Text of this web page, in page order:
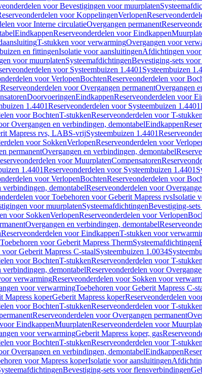
voor Bevestigingen voor muurplaten
voor KoppelingenVerlopen
voor Interne circulatieOvergangen permanent
EindkappenReserveonderdelen voor Eindkappen
T-stukken voor verwarmingOvergangen voor
en fittingenIsolatie voor aansluitingenAfdichtingen
voor muurplatenSysteemafdichtingenBevestiging-sets
voor Systeembuizen 1.4401 Systeembuizen
voor VerlopenBochtenReserveonderdelen voor
Reserveonderdelen voor Overgangen permanentOvergangen
DoorvoeringenEindkappenReserveonderdelen voor
1.4401Reserveonderdelen voor Systeembuizen 1.4401
voor BochtenT-stukkenReserveonderdelen voor T-stukken
Overgangen en verbindingen, demontabelEindkappen
Mapress rvs, LABS-vrijSysteembuizen 1.4401
voor SokkenVerlopenReserveonderdelen voor
permanentOvergangen en verbindingen, demontabel
voor MuurplatenCompensatoren
1.4401Reserveonderdelen voor Systeembuizen 1.4401
voor VerlopenBochtenReserveonderdelen voor
verbindingen, demontabelReserveonderdelen voor
voor Toebehoren voor Geberit Mapress rvsIsolatie
voor muurplatenSysteemafdichtingenBevestiging-
voor SokkenVerlopenReserveonderdelen voor Verlopen
Overgangen en verbindingen, demontabel
Reserveonderdelen voor EindkappenT-stukken voor
Toebehoren voor Geberit Mapress ThermSysteemafdichtingen
Geberit Mapress C-staalSysteembuizen 1.0034
voor BochtenT-stukkenReserveonderdelen voor T-stukken
verbindingen, demontabelReserveonderdelen voor
verwarmingReserveonderdelen voor Sokken voor
voor verwarmingToebehoren voor Geberit Mapress C-
Mapress koperGeberit Mapress koperReserveonderdelen
voor BochtenT-stukkenReserveonderdelen voor T-stukken
Reserveonderdelen voor Overgangen permanent
EindkappenMuurplatenReserveonderdelen voor
voor verwarmingGeberit Mapress koper, gas
voor BochtenT-stukkenReserveonderdelen voor T-stukken
Overgangen en verbindingen, demontabelEindkappen
voor Mapress koperIsolatie voor aansluitingen
Bevestiging-sets voor flensverbindingen